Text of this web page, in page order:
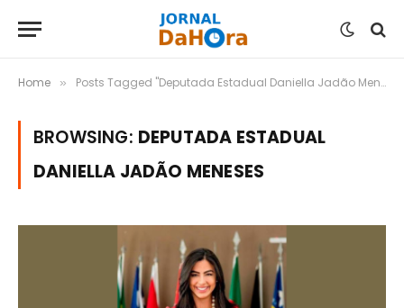
Home » Posts Tagged "Deputada Estadual Daniella Jadão Meneses"
BROWSING: DEPUTADA ESTADUAL
DANIELLA JADÃO MENESES